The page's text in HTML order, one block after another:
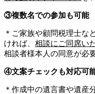
③複数名での参加も可能
＊ご家族や顧問税理士な
ければ、 相談にご同席い
相談者様本人の同意が必
④文案チェックも対応可
＊作成中の遺言書や遺産